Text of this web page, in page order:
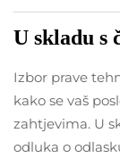
U skladu s
Izbor prave
kako se vaš
zahtjevima. U
odluka o